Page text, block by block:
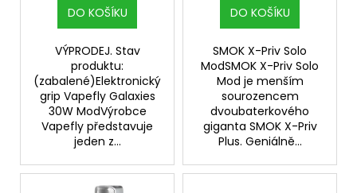
DO KOŠÍKU
VÝPRODEJ. Stav
produktu:
(zabalené)Elektronický
grip Vapefly Galaxies
30W ModVýrobce
Vapefly představuje
jeden z...
DO KOŠÍKU
SMOK X-Priv Solo
ModSMOK X-Priv Solo
Mod je menším
sourozencem
dvoubaterkového
giganta SMOK X-Priv
Plus. Geniálně...